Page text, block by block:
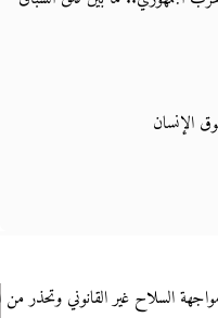
الإنسان
السلاح غير القانوني وتحذر من